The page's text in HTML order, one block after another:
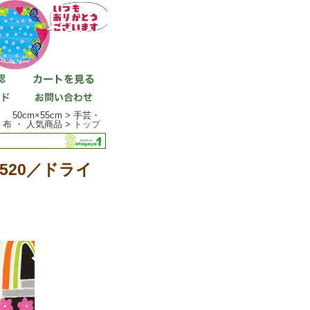
50cm×55cm > 手芸・
布 ・ 人気商品 > トップ
／ドライ